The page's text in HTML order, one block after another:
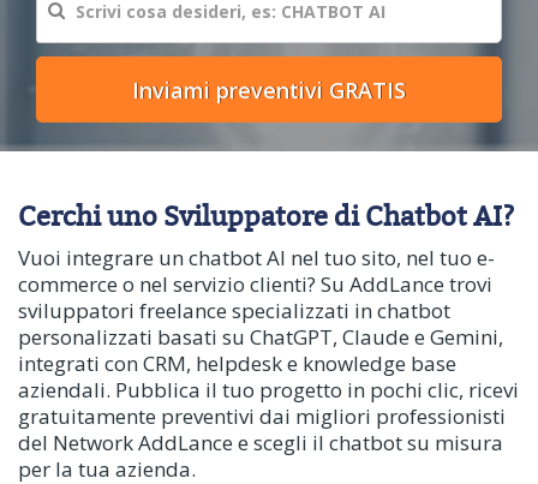
Cerchi uno Sviluppatore di Chatbot AI?
Vuoi integrare un chatbot AI nel tuo sito, nel tuo e-
commerce o nel servizio clienti? Su AddLance trovi
sviluppatori freelance specializzati in chatbot
personalizzati basati su ChatGPT, Claude e Gemini,
integrati con CRM, helpdesk e knowledge base
aziendali. Pubblica il tuo progetto in pochi clic, ricevi
gratuitamente preventivi dai migliori professionisti
del Network AddLance e scegli il chatbot su misura
per la tua azienda.